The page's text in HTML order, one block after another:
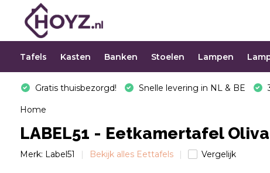
Tafels Kasten Banken Stoelen Lampen
Gratis thuisbezorgd! Snelle levering in NL & BE
Home
LABEL51 - Eetkamertafel
Merk: Label51 Bekijk alles Eettafels Vergelijk